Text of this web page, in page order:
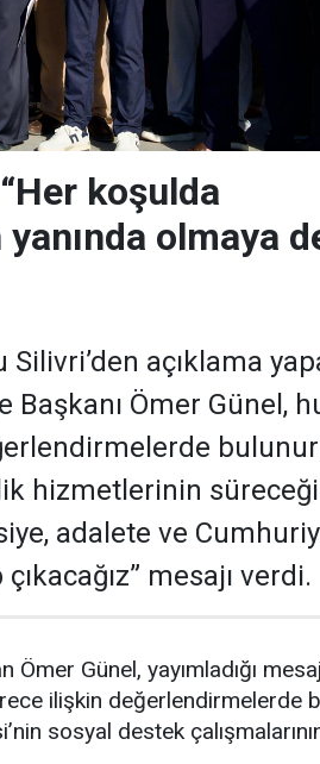
koşulda
yanında olmaya
açıklama
Başkanı Ömer Günel,
hizmetlerinin
adalete ve
mesajı verdi.
Ömer Günel, yayımladığı
ilişkin değerlendirmelerde
sosyal destek